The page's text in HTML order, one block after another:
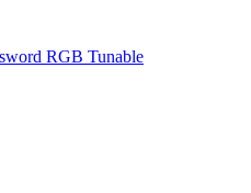
RGB Tunable